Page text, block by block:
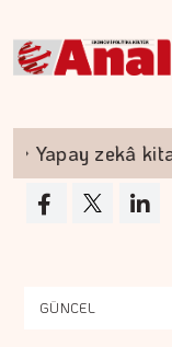
zekâ kitap
GÜNCEL